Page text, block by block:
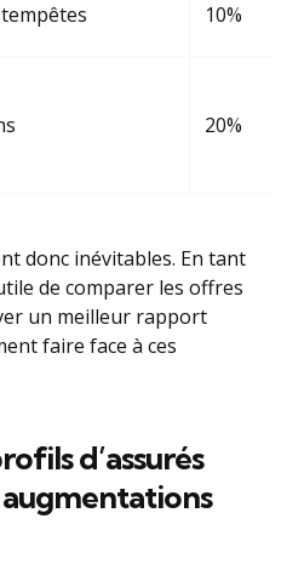
10%
20%
donc inévitables. En tant
de comparer les offres
un meilleur rapport
faire face à ces
d’assurés